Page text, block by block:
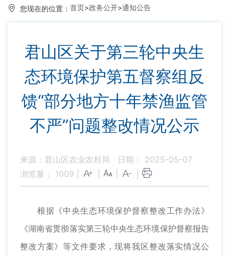
您现在的位置： 首页>政务公开>通知公告
君山区关于第三轮中央生
态环境保护第五督察组反
馈“部分地方十年禁渔监管
不严”问题整改情况公示
来源：君山区农业农村局
日期： 2025-05-07
浏览量： 1009
根据《中央生态环境保护督察整改工作办法》
《湖南省贯彻落实第三轮中央生态环境保护督察报告
整改方案》等文件要求，现将我区整改落实情况公